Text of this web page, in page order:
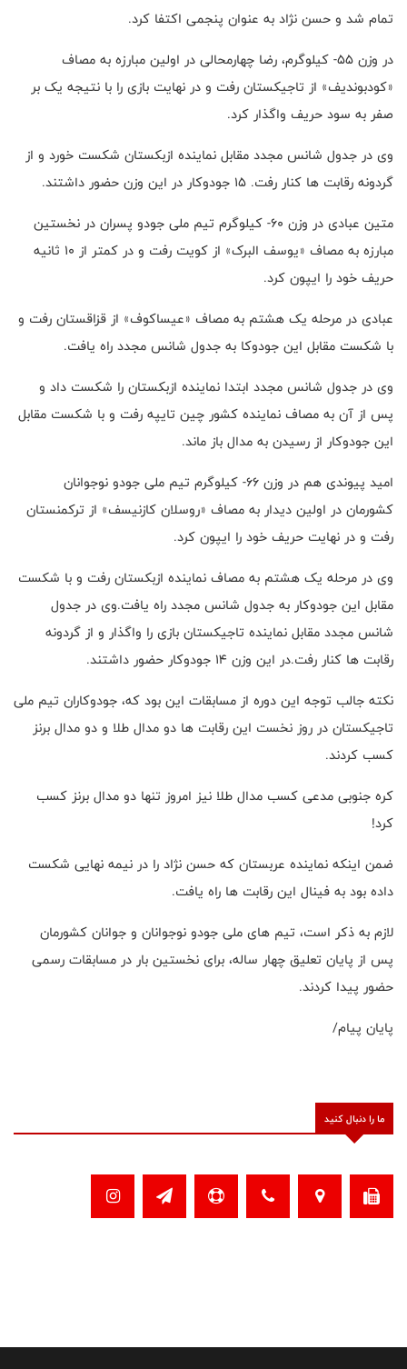
تمام شد و حسن نژاد به عنوان پنجمی اکتفا کرد.
در وزن ۵۵- کیلوگرم، رضا چهارمحالی در اولین مبارزه به مصاف
«کودبوندیف» از تاجیکستان رفت و در نهایت بازی را با نتیجه یک بر
صفر به سود حریف واگذار کرد.
وی در جدول شانس مجدد مقابل نماینده ازبکستان شکست خورد و از
گردونه رقابت ها کنار رفت. ١۵ جودوکار در این وزن حضور داشتند.
متین عبادی در وزن ۶۰- کیلوگرم تیم ملی جودو پسران در نخستین
مبارزه به مصاف «یوسف البرک» از کویت رفت و در کمتر از ۱۰ ثانیه
حریف خود را ایپون کرد.
عبادی در مرحله یک هشتم به مصاف «عیساکوف» از قزاقستان رفت و
با شکست مقابل این جودوکا به جدول شانس مجدد راه یافت.
وی در جدول شانس مجدد ابتدا نماینده ازبکستان را شکست داد و
پس از آن به مصاف نماینده کشور چین تایپه رفت و با شکست مقابل
این جودوکار از رسیدن به مدال باز ماند.
امید پیوندی هم در وزن ۶۶- کیلوگرم تیم ملی جودو نوجوانان
کشورمان در اولین دیدار به مصاف «روسلان کازنیسف» از ترکمنستان
رفت و در نهایت حریف خود را ایپون کرد.
وی در مرحله یک هشتم به مصاف نماینده ازبکستان رفت و با شکست
مقابل این جودوکار به جدول شانس مجدد راه یافت.وی در جدول
شانس مجدد مقابل نماینده تاجیکستان بازی را واگذار و از گردونه
رقابت ها کنار رفت.در این وزن ۱۴ جودوکار حضور داشتند.
نکته جالب توجه این دوره از مسابقات این بود که، جودوکاران تیم ملی
تاجیکستان در روز نخست این رقابت ها دو مدال طلا و دو مدال برنز
کسب کردند.
کره جنوبی مدعی کسب مدال طلا نیز امروز تنها دو مدال برنز کسب
کرد!
ضمن اینکه نماینده عربستان که حسن نژاد را در نیمه نهایی شکست
داده بود به فینال این رقابت ها راه یافت.
لازم به ذکر است، تیم های ملی جودو نوجوانان و جوانان کشورمان
پس از پایان تعلیق چهار ساله، برای نخستین بار در مسابقات رسمی
حضور پیدا کردند.
پایان پیام/
ما را دنبال کنید